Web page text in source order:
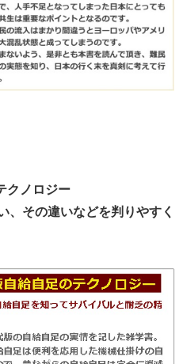
クノロジー
、その違いなどを判りやすく